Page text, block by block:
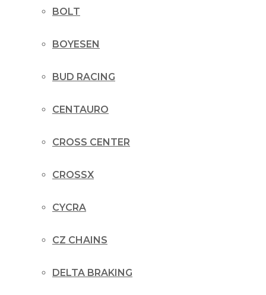
BOLT
BOYESEN
BUD RACING
CENTAURO
CROSS CENTER
CROSSX
CYCRA
CZ CHAINS
DELTA BRAKING